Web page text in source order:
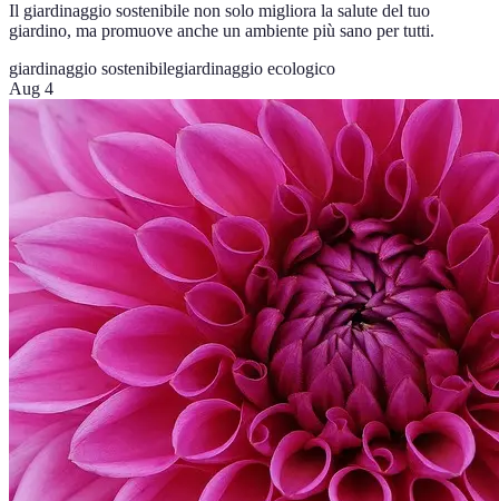
Il giardinaggio sostenibile non solo migliora la salute del tuo
giardino, ma promuove anche un ambiente più sano per tutti.
giardinaggio sostenibilegiardinaggio ecologico
Aug 4